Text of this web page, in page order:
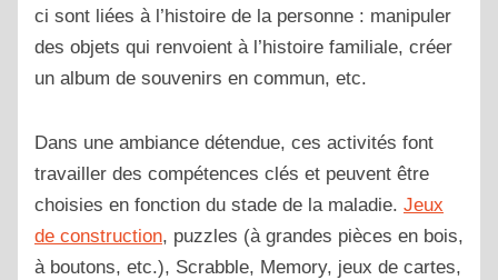
ci sont liées à l’histoire de la personne : manipuler
des objets qui renvoient à l’histoire familiale, créer
un album de souvenirs en commun, etc.
Dans une ambiance détendue, ces activités font
travailler des compétences clés et peuvent être
choisies en fonction du stade de la maladie. Jeux
de construction, puzzles (à grandes pièces en bois,
à boutons, etc.), Scrabble, Memory, jeux de cartes,